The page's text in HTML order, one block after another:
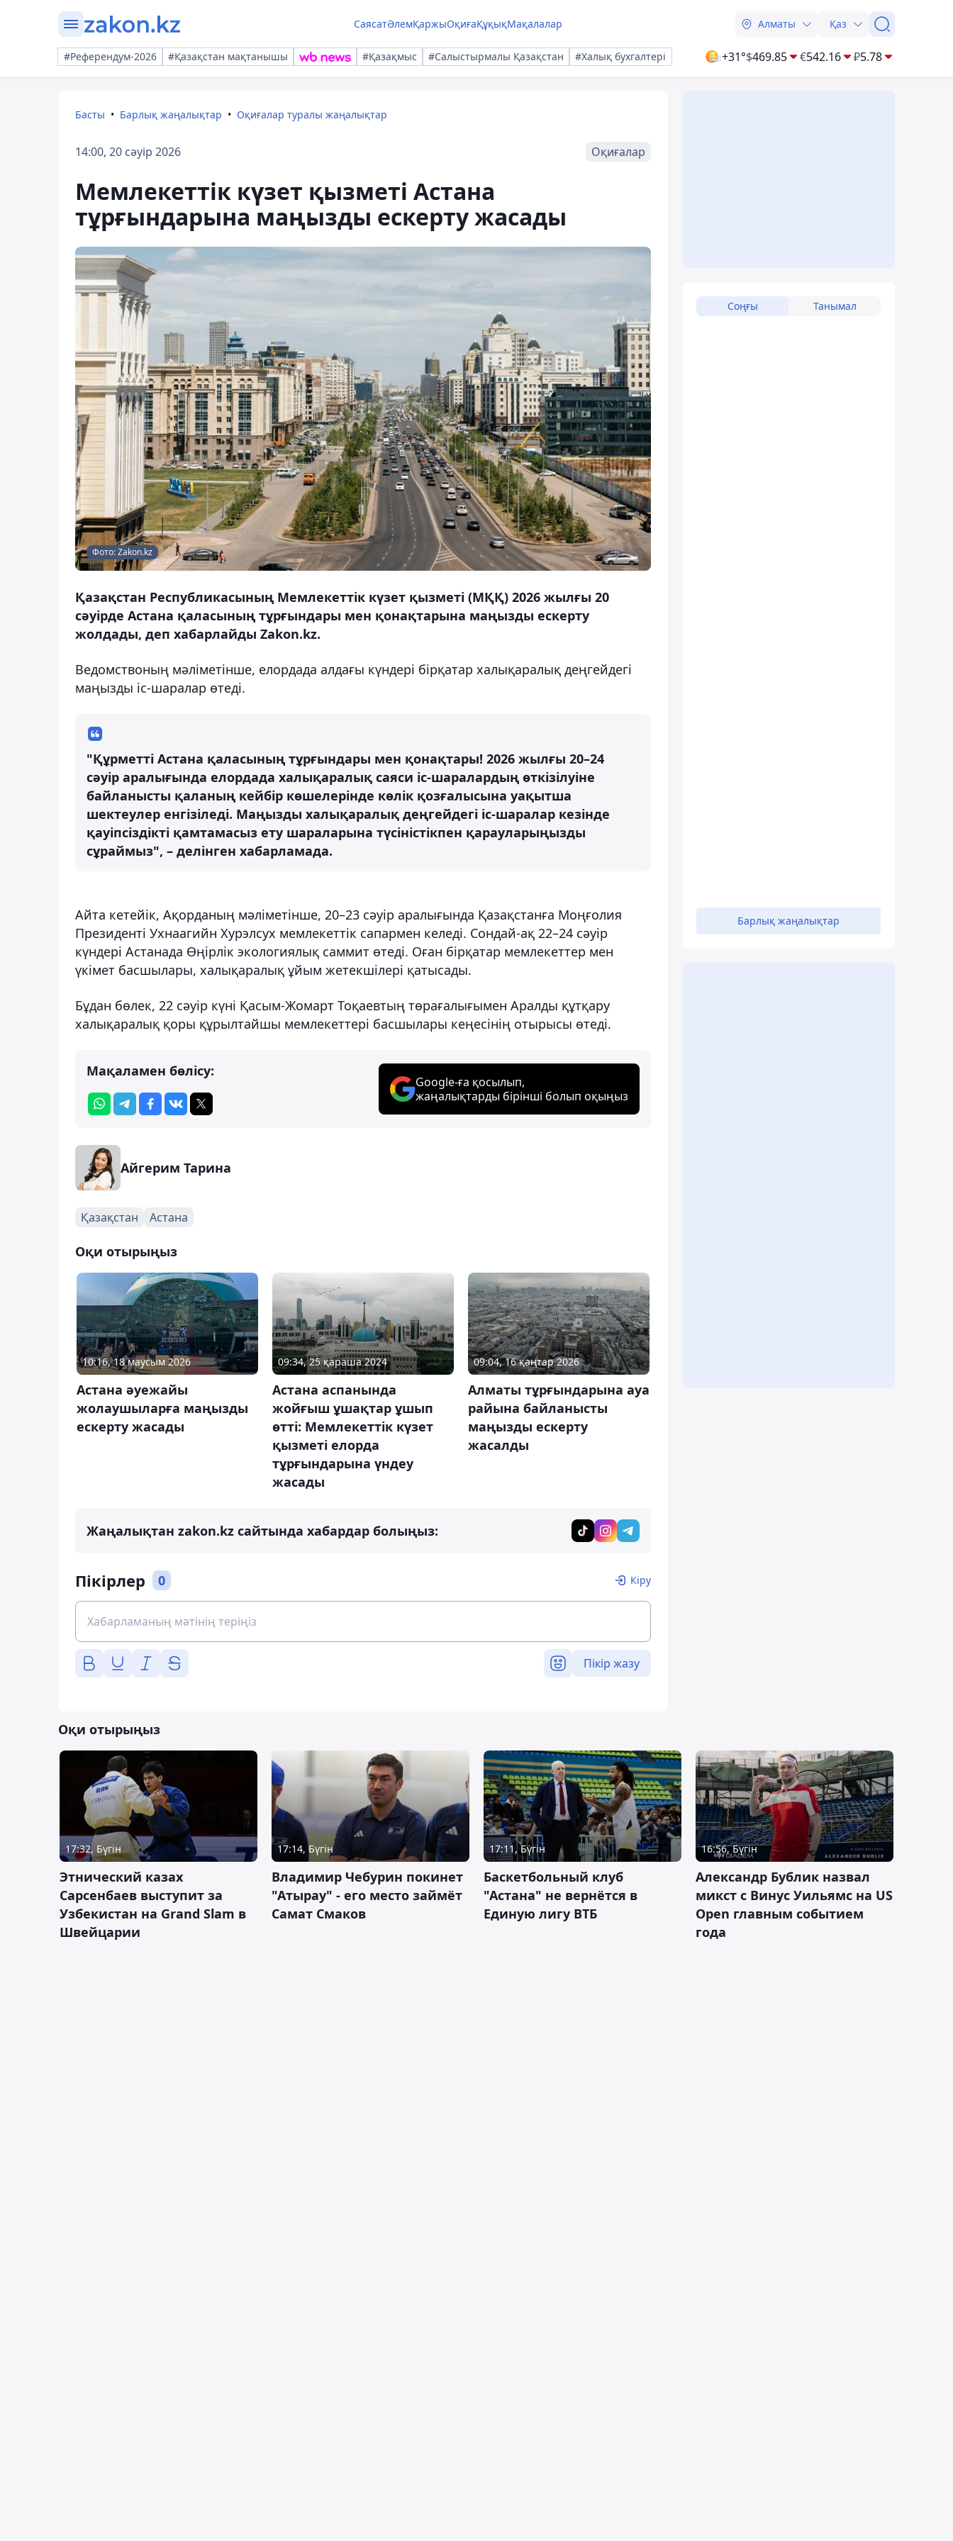
СаясатӘлемҚаржыОқиғаҚұқықМақалалар Алматы Қаз
#Референдум-2026 #Қазақстан мақтанышы #Қазақмыс #Салыстырмалы Қазақстан #Халық бухгалтері +31°$469.85 €542.16 ₽5.78
Басты Барлық жаңалықтар Оқиғалар туралы жаңалықтар
14:00, 20 сәуір 2026 Оқиғалар
Мемлекеттік күзет қызметі Астана
тұрғындарына маңызды ескерту жасады
Фото: Zakon.kz
Қазақстан Республикасының Мемлекеттік күзет қызметі (МҚҚ) 2026 жылғы 20
сәуірде Астана қаласының тұрғындары мен қонақтарына маңызды ескерту
жолдады, деп хабарлайды Zakon.kz.
Ведомствоның мәліметінше, елордада алдағы күндері бірқатар халықаралық деңгейдегі
маңызды іс-шаралар өтеді.
"Құрметті Астана қаласының тұрғындары мен қонақтары! 2026 жылғы 20–24
сәуір аралығында елордада халықаралық саяси іс-шаралардың өткізілуіне
байланысты қаланың кейбір көшелерінде көлік қозғалысына уақытша
шектеулер енгізіледі. Маңызды халықаралық деңгейдегі іс-шаралар кезінде
қауіпсіздікті қамтамасыз ету шараларына түсіністікпен қарауларыңызды
сұраймыз", – делінген хабарламада.
Айта кетейік, Ақорданың мәліметінше, 20–23 сәуір аралығында Қазақстанға Моңғолия
Президенті Ухнаагийн Хурэлсух мемлекеттік сапармен келеді. Сондай-ақ 22–24 сәуір
күндері Астанада Өңірлік экологиялық саммит өтеді. Оған бірқатар мемлекеттер мен
үкімет басшылары, халықаралық ұйым жетекшілері қатысады.
Бұдан бөлек, 22 сәуір күні Қасым-Жомарт Тоқаевтың төрағалығымен Аралды құтқару
халықаралық қоры құрылтайшы мемлекеттері басшылары кеңесінің отырысы өтеді.
Мақаламен бөлісу:
Google-ға қосылып,
жаңалықтарды бірінші болып оқыңыз
Айгерим Тарина
Қазақстан Астана
Оқи отырыңыз
10:16, 18 маусым 2026
Астана әуежайы
жолаушыларға маңызды
ескерту жасады
09:34, 25 қараша 2024
Астана аспанында
жойғыш ұшақтар ұшып
өтті: Мемлекеттік күзет
қызметі елорда
тұрғындарына үндеу
жасады
09:04, 16 қаңтар 2026
Алматы тұрғындарына ауа
райына байланысты
маңызды ескерту
жасалды
Жаңалықтан zakon.kz сайтында хабардар болыңыз:
Пікірлер 0 Кіру
Пікір жазу
Соңғы Танымал
Барлық жаңалықтар
Оқи отырыңыз
17:32, Бүгін
Этнический казах
Сарсенбаев выступит за
Узбекистан на Grand Slam в
Швейцарии
17:14, Бүгін
Владимир Чебурин покинет
"Атырау" - его место займёт
Самат Смаков
17:11, Бүгін
Баскетбольный клуб
"Астана" не вернётся в
Единую лигу ВТБ
16:56, Бүгін
Александр Бублик назвал
микст с Винус Уильямс на US
Open главным событием
года